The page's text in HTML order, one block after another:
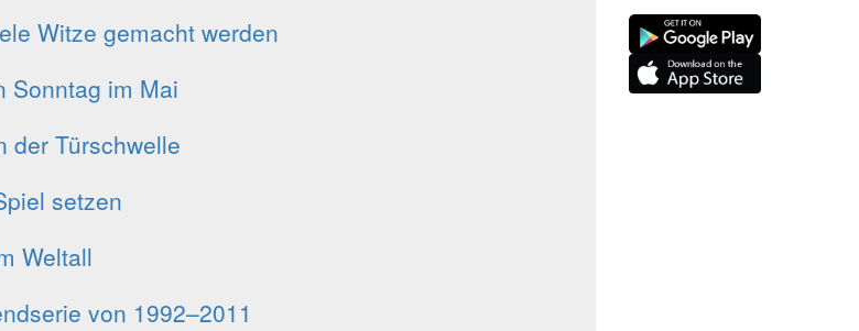
Witze gemacht werden
Sonntag im Mai
der Türschwelle
setzen
Weltall
von 1992–2011